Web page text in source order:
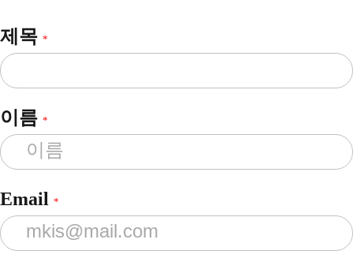
제목 *
이름 *
Email *